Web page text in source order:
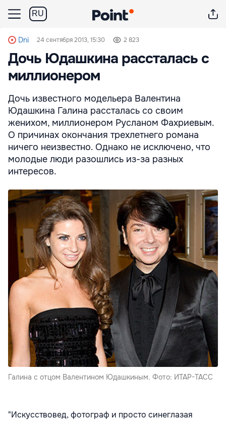
RU
Dni 24 сентября 2013, 15:30 2 823
Дочь Юдашкина рассталась с
миллионером
Дочь известного модельера Валентина
Юдашкина Галина рассталась со своим
женихом, миллионером Русланом Фахриевым.
О причинах окончания трехлетнего романа
ничего неизвестно. Однако не исключено, что
молодые люди разошлись из-за разных
интересов.
Галина с отцом Валентином Юдашкиным. Фото: ИТАР-ТАСС
"Искусствовед, фотограф и просто синеглазая